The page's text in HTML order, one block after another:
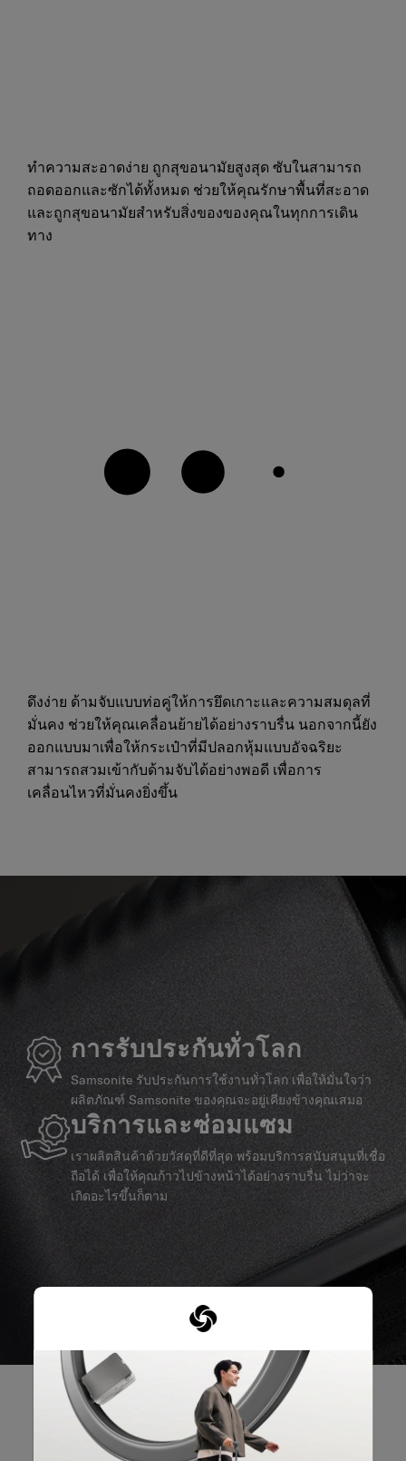
ทำความสะอาดง่าย ถูกสุขอนามัยสูงสุด ซับในสามารถ
ถอดออกและซักได้ทั้งหมด ช่วยให้คุณรักษาพื้นที่สะอาด
และถูกสุขอนามัยสำหรับสิ่งของของคุณในทุกการเดิน
ทาง
ดึงง่าย ด้ามจับแบบท่อคู่ให้การยึดเกาะและความสมดุลที่
มั่นคง ช่วยให้คุณเคลื่อนย้ายได้อย่างราบรื่น นอกจากนี้ยัง
ออกแบบมาเพื่อให้กระเป๋าที่มีปลอกหุ้มแบบอัจฉริยะ
สามารถสวมเข้ากับด้ามจับได้อย่างพอดี เพื่อการ
เคลื่อนไหวที่มั่นคงยิ่งขึ้น
การรับประกันทั่วโลก
Samsonite รับประกันการใช้งานทั่วโลก เพื่อให้มั่นใจว่า
ผลิตภัณฑ์ Samsonite ของคุณจะอยู่เคียงข้างคุณเสมอ
บริการและซ่อมแซม
เราผลิตสินค้าด้วยวัสดุที่ดีที่สุด พร้อมบริการสนับสนุนที่เชื่อ
ถือได้ เพื่อให้คุณก้าวไปข้างหน้าได้อย่างราบรื่น ไม่ว่าจะ
เกิดอะไรขึ้นก็ตาม